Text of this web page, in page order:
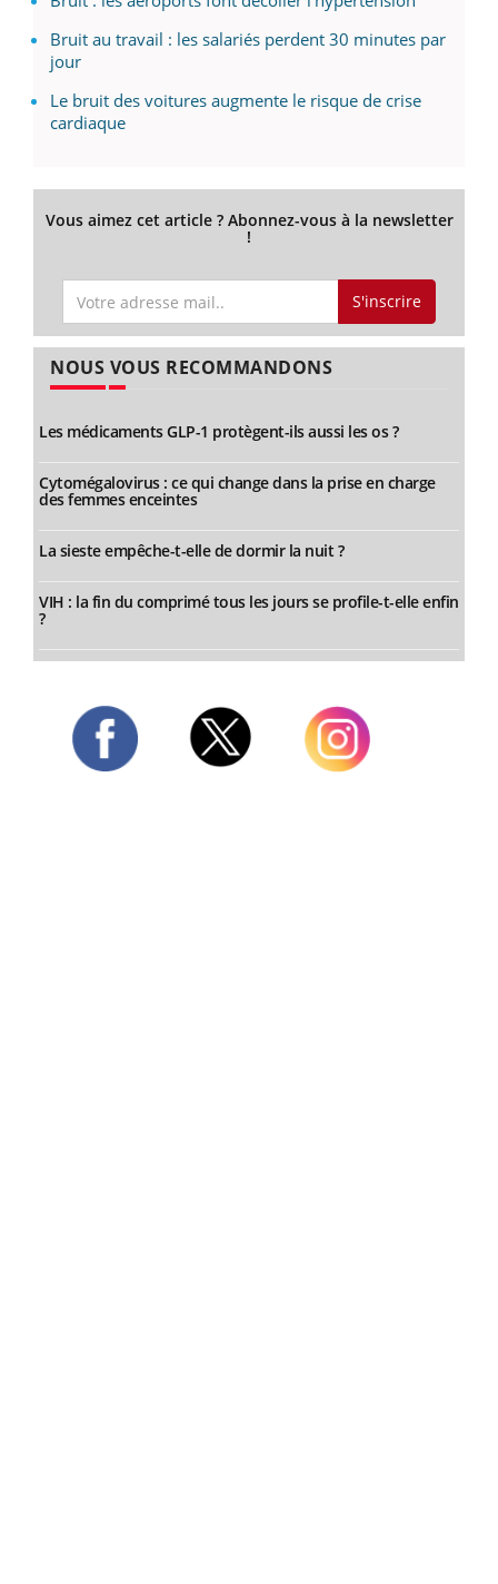
Bruit au travail : les salariés perdent 30 minutes par
jour
Le bruit des voitures augmente le risque de crise
cardiaque
Vous aimez cet article ? Abonnez-vous à la newsletter
!
S'inscrire
NOUS VOUS RECOMMANDONS
Les médicaments GLP-1 protègent-ils aussi les os ?
Cytomégalovirus : ce qui change dans la prise en charge
des femmes enceintes
La sieste empêche-t-elle de dormir la nuit ?
VIH : la fin du comprimé tous les jours se profile-t-elle enfin
?